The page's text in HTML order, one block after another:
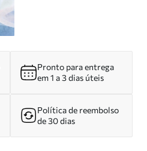
Pronto para entrega
em 1 a 3 dias úteis
Política de reembolso
de 30 dias